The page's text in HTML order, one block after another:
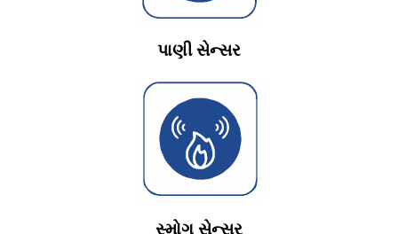
પાણી સેન્સર
સ્મોગ સેન્સર